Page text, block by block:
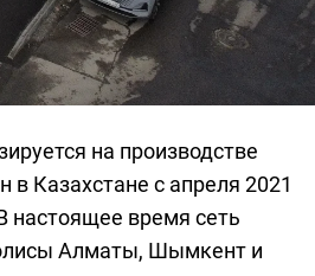
на производстве
Казахстане с апреля 2021
настоящее время сеть
Алматы, Шымкент и